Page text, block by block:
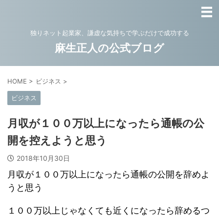
独りネット起業家、謙虚な気持ちで学ぶだけで成功する
麻生正人の公式ブログ
HOME > ビジネス >
ビジネス
月収が１００万以上になったら通帳の公
開を控えようと思う
2018年10月30日
月収が１００万以上になったら通帳の公開を辞めよ
うと思う
１００万以上じゃなくても近くになったら辞めるつ